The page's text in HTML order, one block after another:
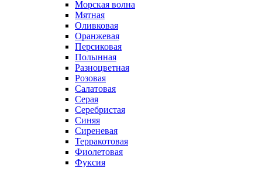
Морская волна
Мятная
Оливковая
Оранжевая
Персиковая
Полынная
Разноцветная
Розовая
Салатовая
Серая
Серебристая
Синяя
Сиреневая
Терракотовая
Фиолетовая
Фуксия